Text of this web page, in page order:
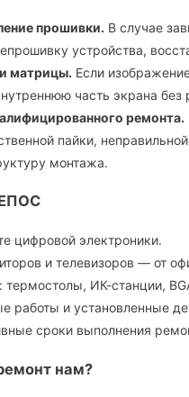
прошивки. В случае
устройства,
матрицы. Если
часть экрана
ремонта.
пайки,
монтажа.
цифровой электроники.
и телевизоров — от
ИК-станции,
работы и установленные
сроки выполнения
нам?